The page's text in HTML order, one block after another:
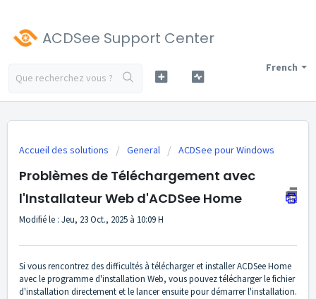
ACDSee Support Center
French
Accueil des solutions General ACDSee pour Windows
Problèmes de Téléchargement avec
l'Installateur Web d'ACDSee Home
Modifié le : Jeu, 23 Oct., 2025 à 10:09 H
Si vous rencontrez des difficultés à télécharger et installer ACDSee Home
avec le programme d'installation Web, vous pouvez télécharger le fichier
d'installation directement et le lancer ensuite pour démarrer l'installation.